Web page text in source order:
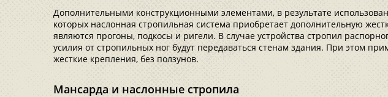
Дополнительными конструкционными элементами, в результате
которых наслонная стропильная система приобретает дополнительную
являются прогоны, подкосы и ригели. В случае устройства стропил
усилия от стропильных ног будут передаваться стенам здания. При этом
жесткие крепления, без ползунов.
Мансарда и наслонные стропила